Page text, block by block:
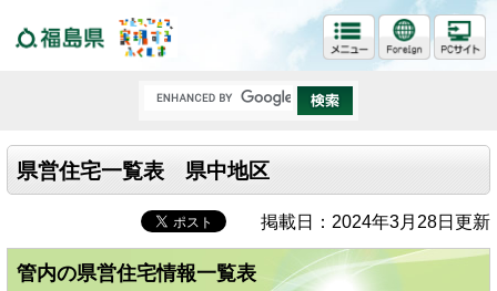
県営住宅一覧表 県中地区
掲載日：2024年3月28日更新
管内の県営住宅情報一覧表